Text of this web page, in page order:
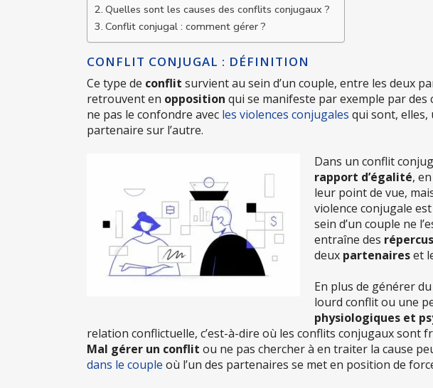
Quelles sont les causes des conflits conjugaux ?
Conflit conjugal : comment gérer ?
CONFLIT CONJUGAL : DÉFINITION
Ce type de conflit survient au sein d’un couple, entre les deux
retrouvent en opposition qui se manifeste par exemple par
ne pas le confondre avec les violences conjugales qui sont,
partenaire sur l’autre.
Dans un conflit
rapport d’égalité,
leur point de vue,
violence conjugale
sein d’un couple ne
entraîne des
deux partenaireset
En plus de générer du
lourd conflit ou une
physiologiques et
relation conflictuelle, c’est-à-dire où les conflits conjugaux sont
Mal gérer un conflit ou ne pas chercher à en traiter la cause
dans le couple où l’un des partenaires se met en position de